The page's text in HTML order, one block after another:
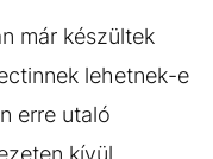
már készültek
lehetnek-e
erre utaló
kívül,